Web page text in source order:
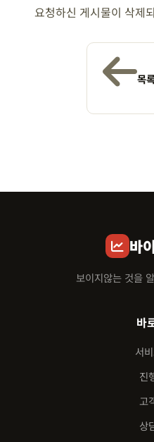
요청하신 게시물이 삭제
목
바
보이지않는 것을
바
서
진
고
상